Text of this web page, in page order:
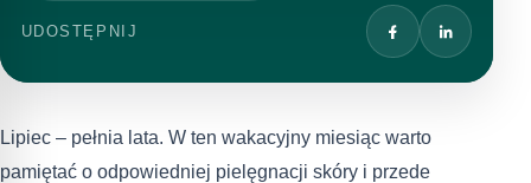
UDOSTĘPNIJ
Lipiec – pełnia lata. W ten wakacyjny miesiąc warto
pamiętać o odpowiedniej pielęgnacji skóry i przede